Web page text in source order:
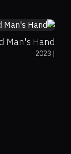
Man's Hand
|
2023